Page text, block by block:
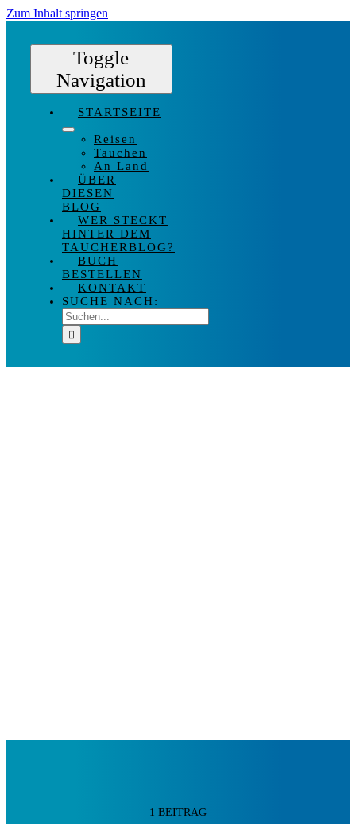
Zum Inhalt springen
Toggle
Navigation
STARTSEITE
Reisen
Tauchen
An Land
ÜBER
DIESEN
BLOG
WER STECKT
HINTER DEM
TAUCHERBLOG?
BUCH
BESTELLEN
KONTAKT
SUCHE NACH:
1 BEITRAG